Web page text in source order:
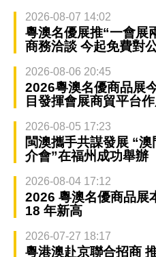
2026-08-07 14:02
粵澳名優展推“一會展
商務洽談 今起免費對
2026-08-06 20:45
2026粵澳名優商品展
目發揮會展商貿平台作
2026-08-05 17:23
閩澳攜手共謀發展 “
介會”在福州成功舉辦
2026-08-04 17:12
2026 粵澳名優商品展
18 年新高
2026-07-27 18:17
粵港澳赴京聯合招商